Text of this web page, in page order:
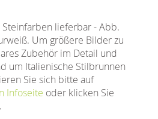
lieferbar - Abb.
Um größere Bilder zu
Zubehör im Detail und
um Italienische Stilbrunnen
Sie sich bitte auf
Infoseite oder klicken Sie